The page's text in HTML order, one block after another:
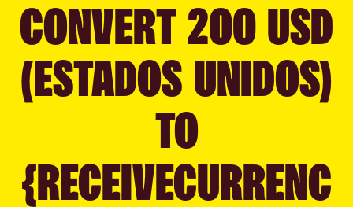
CONVERT 200 USD
(ESTADOS UNIDOS)
TO
{RECEIVECURRENC